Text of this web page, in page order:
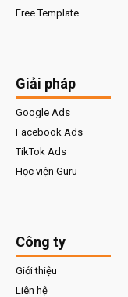
Free Template
Giải pháp
Google Ads
Facebook Ads
TikTok Ads
Học viện Guru
Công ty
Giới thiệu
Liên hệ